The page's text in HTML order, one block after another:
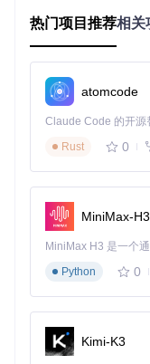
疑惑表
情
5°
8°
姿态平滑算法实现：
ltiplier函数控制
调整为0.8-1.2区间。
基础环境搭建
任务流程：快速
克隆项目代码：
创建虚拟环境
热门项目推荐相关
atomcode
Rust
0
MiniMax-H3
Python
0
Kimi-K3